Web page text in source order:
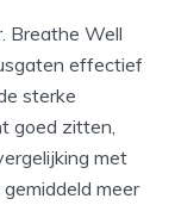
Breathe Well
effectief
sterke
goed zitten,
met
meer